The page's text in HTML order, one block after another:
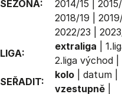
SEZONA:
2014/15
2018/19
2022/23
LIGA:
extraliga
2.liga východ
SEŘADIT:
kolo datum
vzestupně